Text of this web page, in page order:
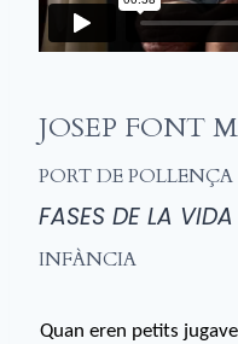
JOSEP FONT
PORT DE POLLENÇA
FASES DE LA VIDA
INFÀNCIA
Quan eren petits